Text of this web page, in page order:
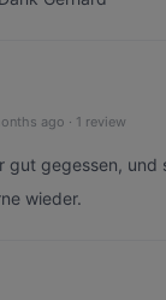
ago · 1 review
gut gegessen, und
wieder.